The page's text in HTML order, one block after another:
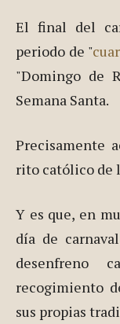
El final del
periodo de "
"Domingo de
Semana Santa.
Precisamente
rito católico de
Y es que, en
día de
desenfreno
recogimiento
sus propias